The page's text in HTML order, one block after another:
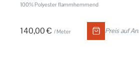
100% Polyester flammhemmend
140,00 € / Meter Preis auf